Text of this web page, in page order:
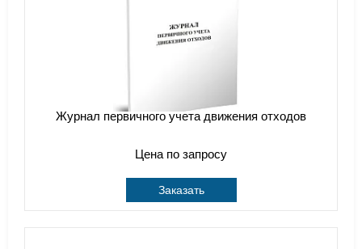
Журнал первичного учета движения отходов
Цена по запросу
Заказать